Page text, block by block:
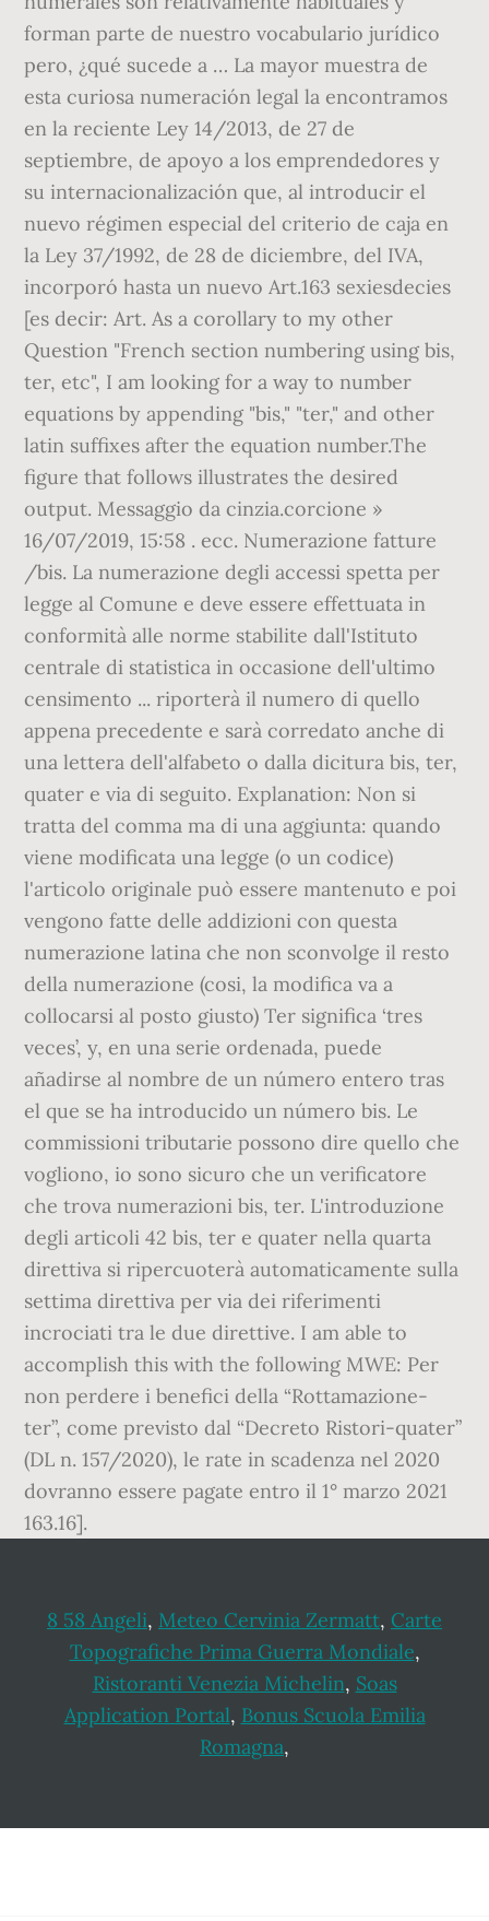
forman parte de nuestro vocabulario jurídico
pero, ¿qué sucede a … La mayor muestra de
esta curiosa numeración legal la encontramos
en la reciente Ley 14/2013, de 27 de
septiembre, de apoyo a los emprendedores y
su internacionalización que, al introducir el
nuevo régimen especial del criterio de caja en
la Ley 37/1992, de 28 de diciembre, del IVA,
incorporó hasta un nuevo Art.163 sexiesdecies
[es decir: Art. As a corollary to my other
Question "French section numbering using bis,
ter, etc", I am looking for a way to number
equations by appending "bis," "ter," and other
latin suffixes after the equation number.The
figure that follows illustrates the desired
output. Messaggio da cinzia.corcione »
16/07/2019, 15:58 . ecc. Numerazione fatture
/bis. La numerazione degli accessi spetta per
legge al Comune e deve essere effettuata in
conformità alle norme stabilite dall'Istituto
centrale di statistica in occasione dell'ultimo
censimento ... riporterà il numero di quello
appena precedente e sarà corredato anche di
una lettera dell'alfabeto o dalla dicitura bis, ter,
quater e via di seguito. Explanation: Non si
tratta del comma ma di una aggiunta: quando
viene modificata una legge (o un codice)
l'articolo originale può essere mantenuto e poi
vengono fatte delle addizioni con questa
numerazione latina che non sconvolge il resto
della numerazione (cosi, la modifica va a
collocarsi al posto giusto) Ter significa ‘tres
veces’, y, en una serie ordenada, puede
añadirse al nombre de un número entero tras
el que se ha introducido un número bis. Le
commissioni tributarie possono dire quello che
vogliono, io sono sicuro che un verificatore
che trova numerazioni bis, ter. L'introduzione
degli articoli 42 bis, ter e quater nella quarta
direttiva si ripercuoterà automaticamente sulla
settima direttiva per via dei riferimenti
incrociati tra le due direttive. I am able to
accomplish this with the following MWE: Per
non perdere i benefici della “Rottamazione-
ter”, come previsto dal “Decreto Ristori-quater”
(DL n. 157/2020), le rate in scadenza nel 2020
dovranno essere pagate entro il 1° marzo 2021
163.16].
8 58 Angeli, Meteo Cervinia Zermatt, Carte
Topografiche Prima Guerra Mondiale,
Ristoranti Venezia Michelin, Soas
Application Portal, Bonus Scuola Emilia
Romagna,